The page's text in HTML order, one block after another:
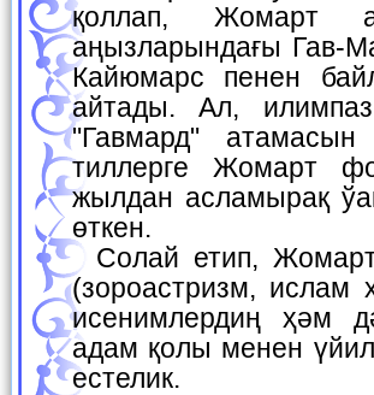
қоллап, Жомарт
аңызларындағы Гав-
Кайюмарс пенен
айтады. Ал,
"Гавмард"
тиллерге Жомарт
жылдан асламырақ
өткен.
Солай етип, Жомарт қассап дүмпешиги ҳәр қыйлы
(зороастризм, ислам
исенимлердиң ҳәм
адам қолы менен
естелик.